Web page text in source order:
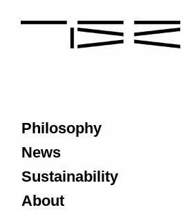
Philosophy
News
Sustainability
About